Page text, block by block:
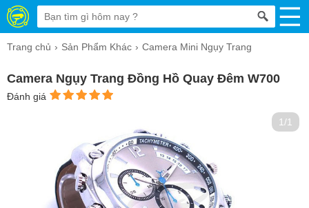
Trang chủ Sản Phẩm Khác Camera Mini Ngụy Trang
Camera Ngụy Trang Đồng Hồ Quay Đêm W700
Đánh giá
1/1